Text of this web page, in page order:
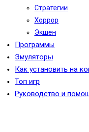
Стратегии
Хоррор
Экшен
Программы
Эмуляторы
Как установить на
Топ игр
Руководство и